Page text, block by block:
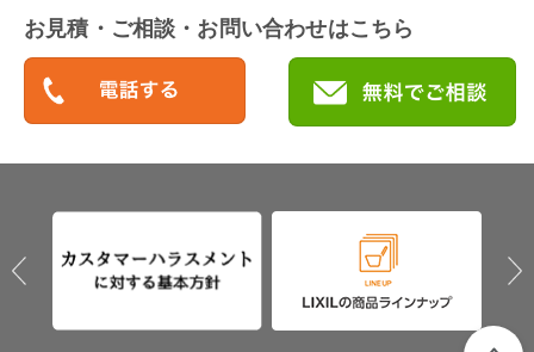
お見積・ご相談・お問い合わせはこちら